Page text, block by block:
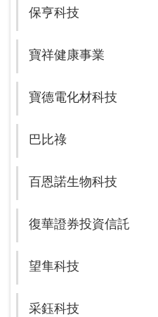
保亨科技
寶祥健康事業
寶德電化材科技
巴比祿
百恩諾生物科技
復華證券投資信託
望隼科技
采鈺科技